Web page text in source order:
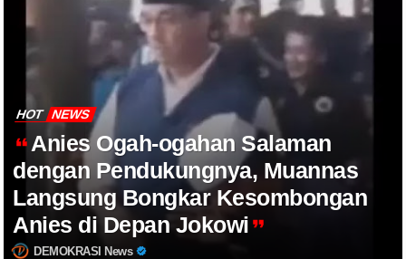
HOT NEWS
Anies Ogah-ogahan Salaman
dengan Pendukungnya, Muannas
Langsung Bongkar Kesombongan
Anies di Depan Jokowi
DEMOKRASI News